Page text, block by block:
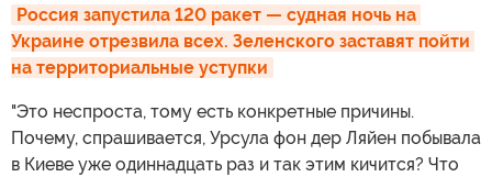
Россия запустила 120 ракет — судная ночь на
Украине отрезвила всех. Зеленского заставят пойти
на территориальные уступки
"Это неспроста, тому есть конкретные причины.
Почему, спрашивается, Урсула фон дер Ляйен побывала
в Киеве уже одиннадцать раз и так этим кичится? Что